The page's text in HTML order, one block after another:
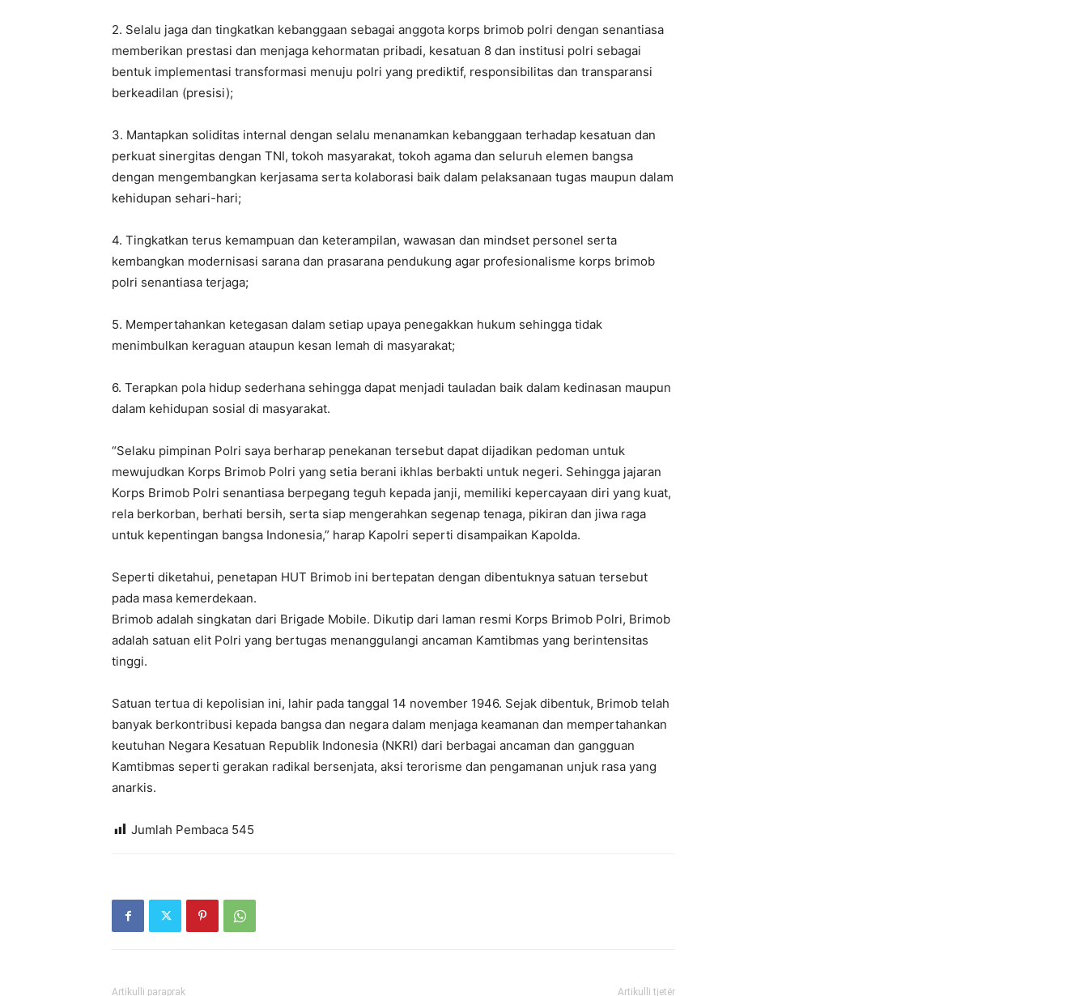
2. Selalu jaga dan tingkatkan kebanggaan sebagai anggota korps brimob polri dengan senantiasa
memberikan prestasi dan menjaga kehormatan pribadi, kesatuan 8 dan institusi polri sebagai
bentuk implementasi transformasi menuju polri yang prediktif, responsibilitas dan transparansi
berkeadilan (presisi);
3. Mantapkan soliditas internal dengan selalu menanamkan kebanggaan terhadap kesatuan dan
perkuat sinergitas dengan TNI, tokoh masyarakat, tokoh agama dan seluruh elemen bangsa
dengan mengembangkan kerjasama serta kolaborasi baik dalam pelaksanaan tugas maupun dalam
kehidupan sehari-hari;
4. Tingkatkan terus kemampuan dan keterampilan, wawasan dan mindset personel serta
kembangkan modernisasi sarana dan prasarana pendukung agar profesionalisme korps brimob
polri senantiasa terjaga;
5. Mempertahankan ketegasan dalam setiap upaya penegakkan hukum sehingga tidak
menimbulkan keraguan ataupun kesan lemah di masyarakat;
6. Terapkan pola hidup sederhana sehingga dapat menjadi tauladan baik dalam kedinasan maupun
dalam kehidupan sosial di masyarakat.
“Selaku pimpinan Polri saya berharap penekanan tersebut dapat dijadikan pedoman untuk
mewujudkan Korps Brimob Polri yang setia berani ikhlas berbakti untuk negeri. Sehingga jajaran
Korps Brimob Polri senantiasa berpegang teguh kepada janji, memiliki kepercayaan diri yang kuat,
rela berkorban, berhati bersih, serta siap mengerahkan segenap tenaga, pikiran dan jiwa raga
untuk kepentingan bangsa Indonesia,” harap Kapolri seperti disampaikan Kapolda.
Seperti diketahui, penetapan HUT Brimob ini bertepatan dengan dibentuknya satuan tersebut
pada masa kemerdekaan.
Brimob adalah singkatan dari Brigade Mobile. Dikutip dari laman resmi Korps Brimob Polri, Brimob
adalah satuan elit Polri yang bertugas menanggulangi ancaman Kamtibmas yang berintensitas
tinggi.
Satuan tertua di kepolisian ini, lahir pada tanggal 14 november 1946. Sejak dibentuk, Brimob telah
banyak berkontribusi kepada bangsa dan negara dalam menjaga keamanan dan mempertahankan
keutuhan Negara Kesatuan Republik Indonesia (NKRI) dari berbagai ancaman dan gangguan
Kamtibmas seperti gerakan radikal bersenjata, aksi terorisme dan pengamanan unjuk rasa yang
anarkis.
Jumlah Pembaca 545
Artikulli paraprak Artikulli tjetër